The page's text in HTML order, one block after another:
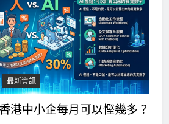
最新資訊
港中小企每月可以慳幾多？